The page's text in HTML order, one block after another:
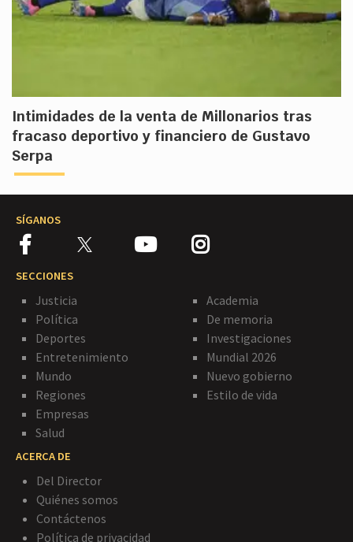
Intimidades de la venta de Millonarios tras
fracaso deportivo y financiero de Gustavo
Serpa
SÍGANOS
SECCIONES
Justicia
Política
Deportes
Entretenimiento
Mundo
Regiones
Empresas
Salud
Academia
De memoria
Investigaciones
Mundial 2026
Nuevo gobierno
Estilo de vida
ACERCA DE
Del Director
Quiénes somos
Contáctenos
Política de privacidad